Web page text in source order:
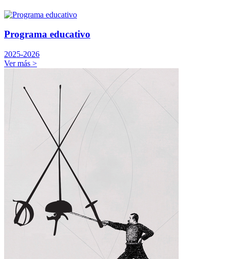
Programa educativo
2025-2026
Ver más >